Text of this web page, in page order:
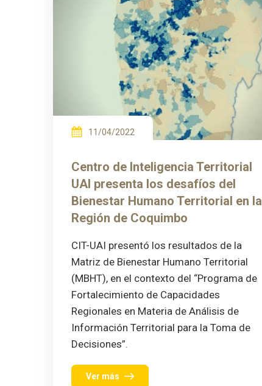
11/04/2022
Centro de Inteligencia Territorial
UAI presenta los desafíos del
Bienestar Humano Territorial en la
Región de Coquimbo
CIT-UAI presentó los resultados de la
Matriz de Bienestar Humano Territorial
(MBHT), en el contexto del “Programa de
Fortalecimiento de Capacidades
Regionales en Materia de Análisis de
Información Territorial para la Toma de
Decisiones”.
Ver más